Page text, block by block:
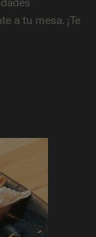
a tu mesa. ¡Te